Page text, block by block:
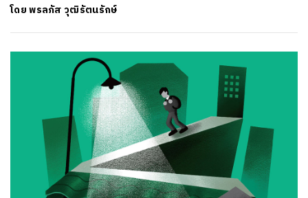
โดยพรลภัส วุฒิรัตนรักษ์